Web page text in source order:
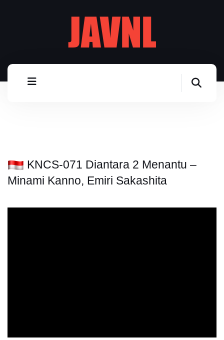
KNCS-071 Diantara 2 Menantu –
Minami Kanno, Emiri Sakashita